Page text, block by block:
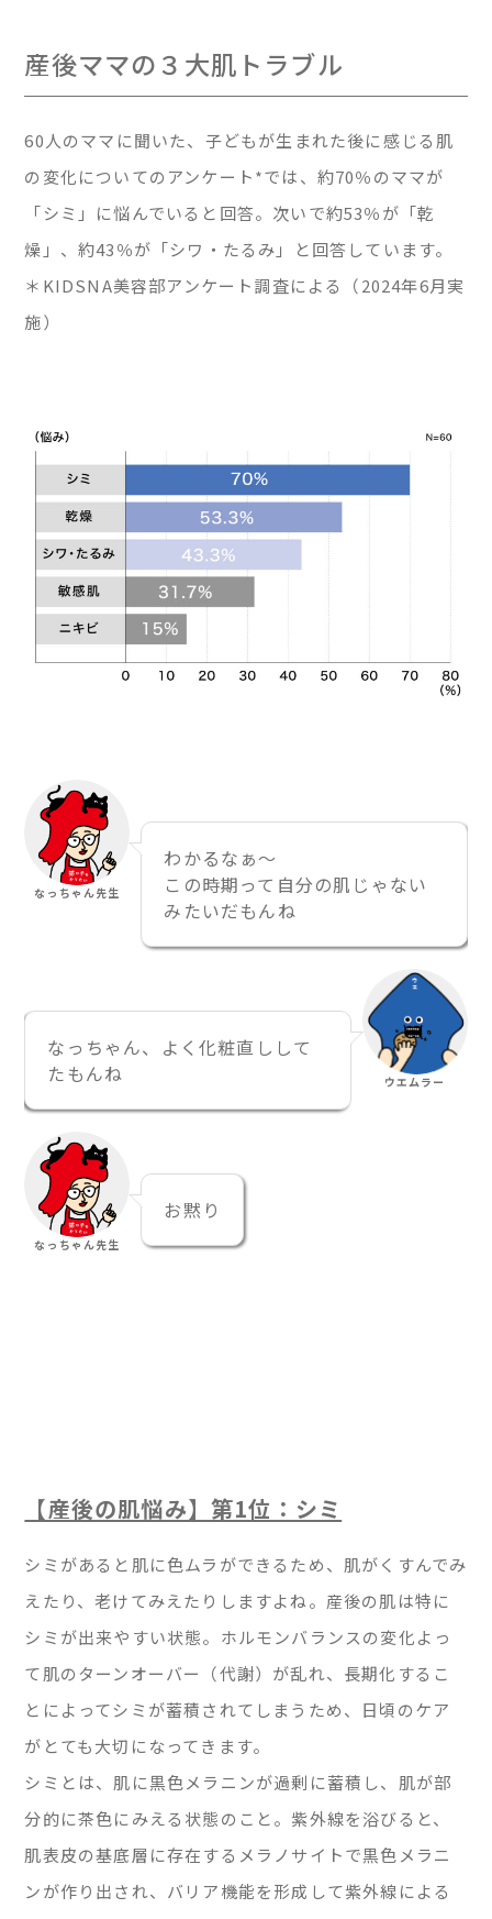
産後ママの３大肌トラブル
60人のママに聞いた、子どもが生まれた後に感じる肌
の変化についてのアンケート*では、約70％のママが
「シミ」に悩んでいると回答。次いで約53％が「乾
燥」、約43％が「シワ・たるみ」と回答しています。
＊KIDSNA美容部アンケート調査による（2024年6月実
施）
なっちゃん先生
わかるなぁ〜
この時期って自分の肌じゃない
みたいだもんね
なっちゃん、よく化粧直しして
たもんね
ウエムラー
なっちゃん先生
お黙り
【産後の肌悩み】第1位：シミ
シミがあると肌に色ムラができるため、肌がくすんでみ
えたり、老けてみえたりしますよね。産後の肌は特に
シミが出来やすい状態。ホルモンバランスの変化よっ
て肌のターンオーバー（代謝）が乱れ、長期化するこ
とによってシミが蓄積されてしまうため、日頃のケア
がとても大切になってきます。
シミとは、肌に黒色メラニンが過剰に蓄積し、肌が部
分的に茶色にみえる状態のこと。紫外線を浴びると、
肌表皮の基底層に存在するメラノサイトで黒色メラニ
ンが作り出され、バリア機能を形成して紫外線による